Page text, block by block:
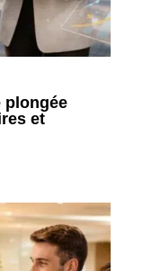
plongée
et